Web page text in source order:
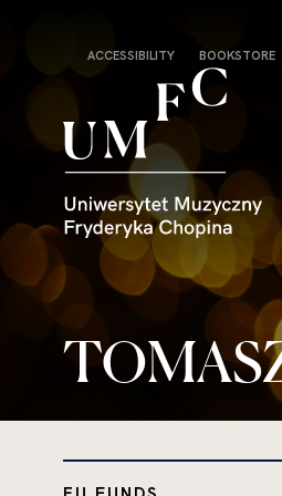
StronaACCESSIBILITY BOOKSTORE